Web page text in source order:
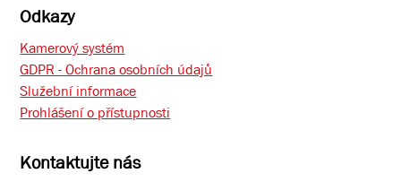
Odkazy
Kamerový systém
GDPR - Ochrana osobních údajů
Služební informace
Prohlášení o přístupnosti
Kontaktujte nás